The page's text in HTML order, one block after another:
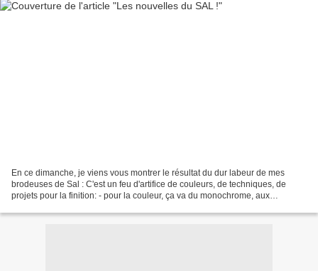
En ce dimanche, je viens vous montrer le résultat du dur labeur de mes
brodeuses de Sal : C'est un feu d'artifice de couleurs, de techniques, de
projets pour la finition: - pour la couleur, ça va du monochrome, aux